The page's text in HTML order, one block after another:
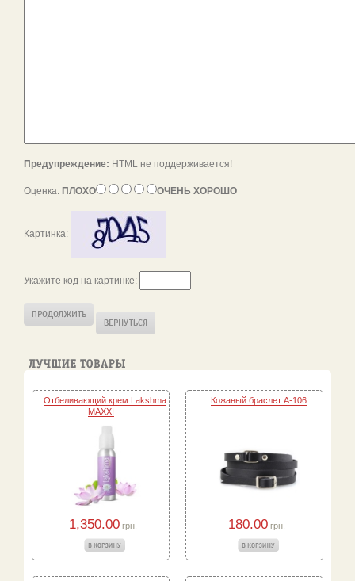
Предупреждение: HTML не поддерживается!
Оценка: ПЛОХО ОЧЕНЬ ХОРОШО
Картинка:
Укажите код на картинке:
Отбеливающий крем Lakshma
MAXXI
1,350.00грн.
Кожаный браслет A-106
180.00грн.